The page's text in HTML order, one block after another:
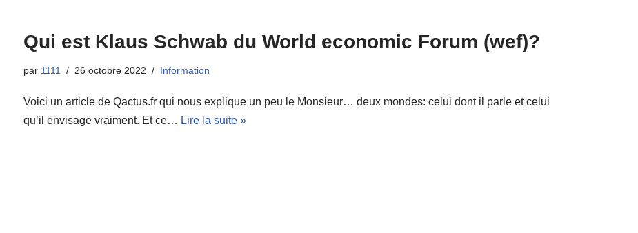
Qui est Klaus Schwab du World economic Forum (wef)?
par 1111 26 octobre 2022 Information
Voici un article de Qactus.fr qui nous explique un peu le Monsieur… deux mondes: celui dont il parle et celui
qu’il envisage vraiment. Et ce… Lire la suite »